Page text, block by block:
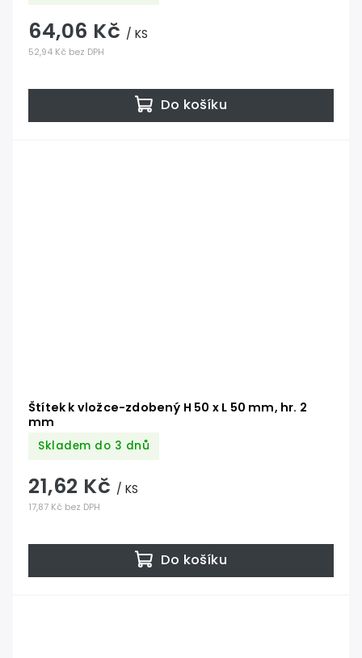
52,94 Kč bez DPH
64,06 Kč / KS
Do košíku
Štítek k vložce-zdobený H 50 x L 50 mm, hr. 2
mm
Skladem do 3 dnů
17,87 Kč bez DPH
21,62 Kč / KS
Do košíku